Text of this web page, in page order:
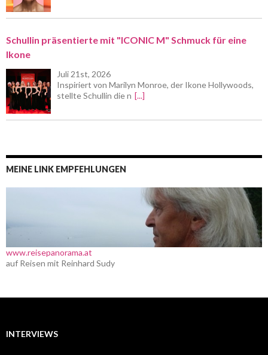
Schullin präsentierte mit "ICONIC M" Schmuck für eine
Ikone
Juli 21st, 2026
Inspiriert von Marilyn Monroe, der Ikone Hollywoods,
stellte Schullin die n [...]
MEINE LINK EMPFEHLUNGEN
www.reisepanorama.at
auf Reisen mit Reinhard Sudy
INTERVIEWS